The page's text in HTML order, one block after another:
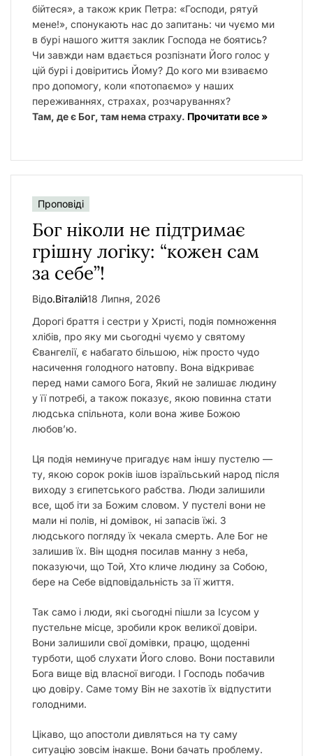
бійтеся», а також крик Петра: «Господи, рятуй
мене!», спонукають нас до запитань: чи чуємо ми
в бурі нашого життя заклик Господа не боятись?
Чи завжди нам вдається розпізнати Його голос у
цій бурі і довіритись Йому? До кого ми взиваємо
про допомогу, коли «потопаємо» у наших
переживаннях, страхах, розчаруваннях?
Там, де є Бог, там нема страху. Прочитати все »
Проповіді
Бог ніколи не підтримає
грішну логіку: “кожен сам
за себе”!
Відо.Віталій18 Липня, 2026
Дорогі браття і сестри у Христі, подія помноження
хлібів, про яку ми сьогодні чуємо у святому
Євангелії, є набагато більшою, ніж просто чудо
насичення голодного натовпу. Вона відкриває
перед нами самого Бога, Який не залишає людину
у її потребі, а також показує, якою повинна стати
людська спільнота, коли вона живе Божою
любов’ю.
Ця подія неминуче пригадує нам іншу пустелю —
ту, якою сорок років ішов ізраїльський народ після
виходу з єгипетського рабства. Люди залишили
все, щоб іти за Божим словом. У пустелі вони не
мали ні полів, ні домівок, ні запасів їжі. З
людського погляду їх чекала смерть. Але Бог не
залишив їх. Він щодня посилав манну з неба,
показуючи, що Той, Хто кличе людину за Собою,
бере на Себе відповідальність за її життя.
Так само і люди, які сьогодні пішли за Ісусом у
пустельне місце, зробили крок великої довіри.
Вони залишили свої домівки, працю, щоденні
турботи, щоб слухати Його слово. Вони поставили
Бога вище від власної вигоди. І Господь побачив
цю довіру. Саме тому Він не захотів їх відпустити
голодними.
Цікаво, що апостоли дивляться на ту саму
ситуацію зовсім інакше. Вони бачать проблему.